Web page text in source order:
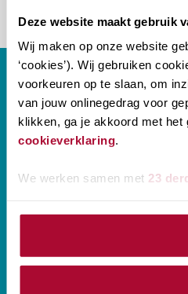
Deze website maakt gebruik
Wij maken op onze website
‘cookies’). Wij gebruiken
voorkeuren op te slaan, om
van jouw onlinegedrag voor
klikken, ga je akkoord met
cookieverklaring.
We werken samen met 23
CONTACT
2595 BM Den Haag